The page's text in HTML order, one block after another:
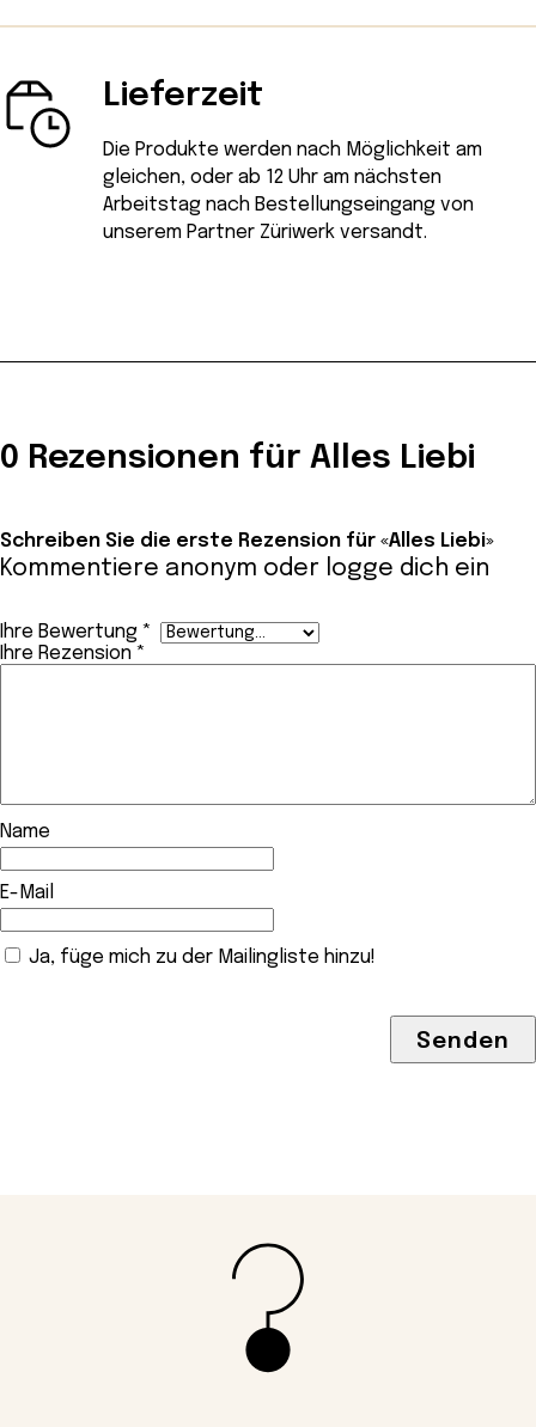
Lieferzeit
Die Produkte werden nach Möglichkeit am
gleichen, oder ab 12 Uhr am nächsten
Arbeitstag nach Bestellungseingang von
unserem Partner Züriwerk versandt.
0 Rezensionen für Alles Liebi
Schreiben Sie die erste Rezension für «Alles Liebi»
Kommentiere anonym oder logge dich ein
Ihre Bewertung *
Ihre Rezension *
Name
E-Mail
Ja, füge mich zu der Mailingliste hinzu!